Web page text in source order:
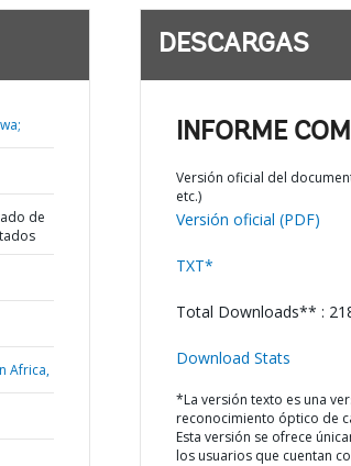
de
Africa,
DESCARGAS
INFORME
Versión oficial del
etc.)
Versión oficial (PDF)
TXT*
Total Downloads** :
Download Stats
*La versión texto es una
reconocimiento óptico de
Esta versión se ofrece
los usuarios que cuentan